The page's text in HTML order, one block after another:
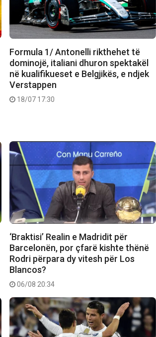
Formula 1/ Antonelli rikthehet të
dominojë, italiani dhuron spektakël
në kualifikueset e Belgjikës, e ndjek
Verstappen
18/07 17:30
‘Braktisi’ Realin e Madridit për
Barcelonën, por çfarë kishte thënë
Rodri përpara dy vitesh për Los
Blancos?
06/08 20:34